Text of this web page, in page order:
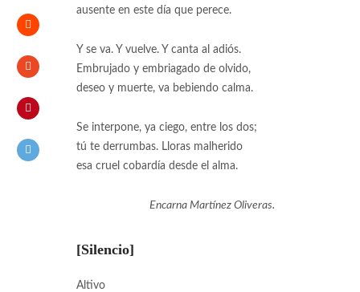
ausente en este día que perece.
Y se va. Y vuelve. Y canta al adiós.
Embrujado y embriagado de olvido,
deseo y muerte, va bebiendo calma.
Se interpone, ya ciego, entre los dos;
tú te derrumbas. Lloras malherido
esa cruel cobardía desde el alma.
Encarna Martínez Oliveras.
[Silencio]
Altivo